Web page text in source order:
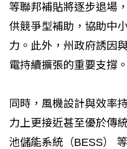
等聯邦補貼將逐步退場
供競爭型補助，協助中
力。此外，州政府誘因
電持續擴張的重要支撐。
同時，風機設計與效率
力上更接近甚至優於傳
池儲能系統（BESS）